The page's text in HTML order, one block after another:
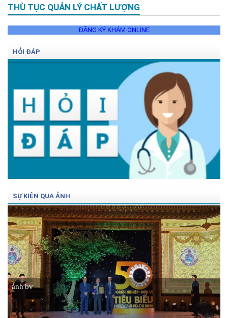
THÙ TỤC QUẢN LÝ CHẤT LƯỢNG
ĐĂNG KÝ KHÁM ONLINE
HỎI ĐÁP
SỰ KIỆN QUA ẢNH
ảnh bv